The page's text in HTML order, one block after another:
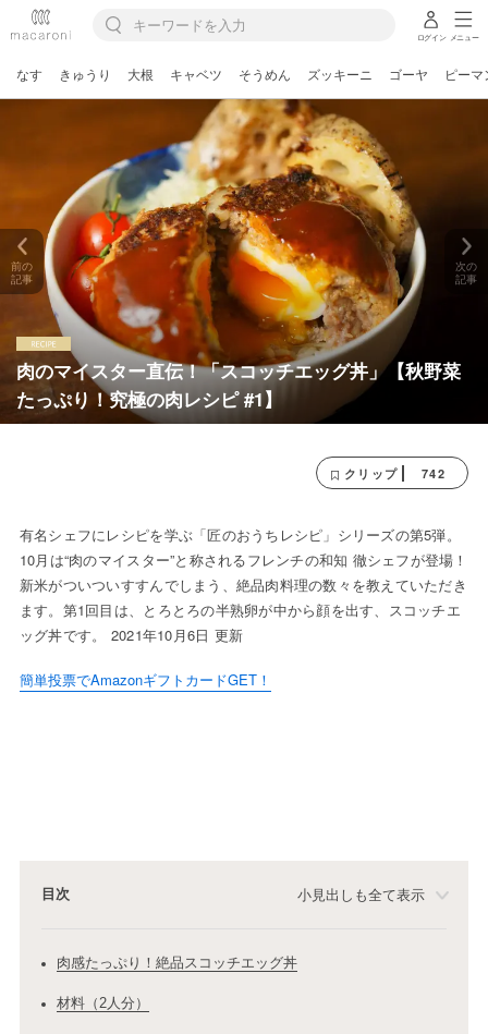
ログイン メニュー
なす きゅうり 大根 キャベツ そうめん ズッキーニ ゴーヤ ピーマ
肉のマイスター直伝！「スコッチエッグ丼」【秋野菜
たっぷり！究極の肉レシピ #1】
前の
記事
次の
記事
クリップ 742
有名シェフにレシピを学ぶ「匠のおうちレシピ」シリーズの第5弾。
10月は“肉のマイスター”と称されるフレンチの和知 徹シェフが登場！
新米がついついすすんでしまう、絶品肉料理の数々を教えていただき
ます。第1回目は、とろとろの半熟卵が中から顔を出す、スコッチエ
ッグ丼です。 2021年10月6日 更新
簡単投票でAmazonギフトカードGET！
目次 小見出しも全て表示
肉感たっぷり！絶品スコッチエッグ丼
材料（2人分）